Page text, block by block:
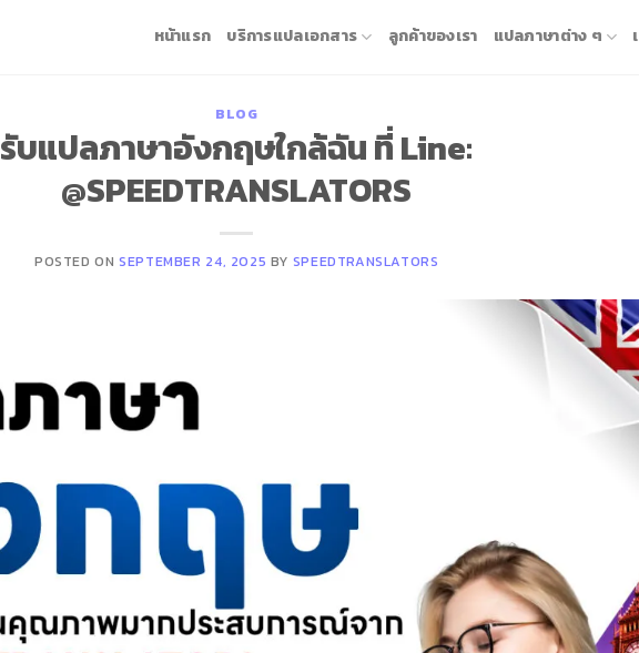
หน้าแรก บริการแปลเอกสาร ลูกค้าของเรา แปลภาษาต่าง ๆ
BLOG
รับแปลภาษาอังกฤษใกล้ฉัน ที่ Line:
@SPEEDTRANSLATORS
POSTED ONSEPTEMBER 24, 2025 BY SPEEDTRANSLATORS